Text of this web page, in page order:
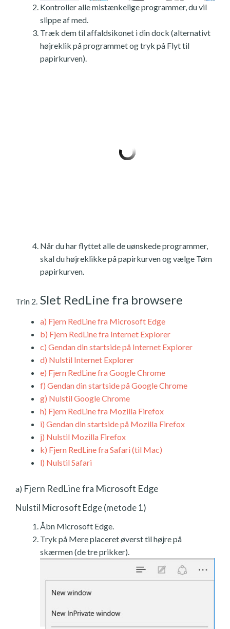
Kontroller alle mistænkelige programmer, du vil
slippe af med.
Træk dem til affaldsikonet i din dock (alternativt
højreklik på programmet og tryk på Flyt til
papirkurven).
Når du har flyttet alle de uønskede programmer,
skal du højreklikke på papirkurven og vælge Tøm
papirkurven.
Trin 2. Slet RedLine fra browsere
a) Fjern RedLine fra Microsoft Edge
b) Fjern RedLine fra Internet Explorer
c) Gendan din startside på Internet Explorer
d) Nulstil Internet Explorer
e) Fjern RedLine fra Google Chrome
f) Gendan din startside på Google Chrome
g) Nulstil Google Chrome
h) Fjern RedLine fra Mozilla Firefox
i) Gendan din startside på Mozilla Firefox
j) Nulstil Mozilla Firefox
k) Fjern RedLine fra Safari (til Mac)
l) Nulstil Safari
a) Fjern RedLine fra Microsoft Edge
Nulstil Microsoft Edge (metode 1)
Åbn Microsoft Edge.
Tryk på Mere placeret øverst til højre på
skærmen (de tre prikker).